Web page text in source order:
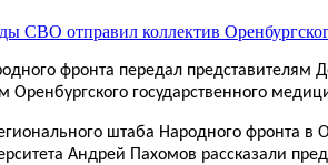
фронта передал
Оренбургского государственного
штаба Народного фронта
Андрей Пахомов рассказали